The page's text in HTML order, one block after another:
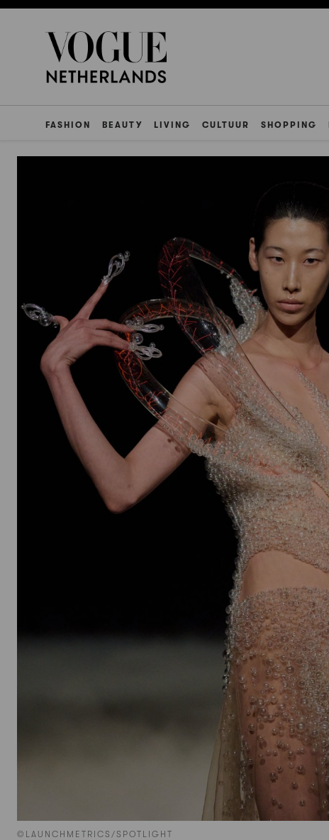
FASHION BEAUTY LIVING CULTUUR SHOPPING
©LAUNCHMETRICS/SPOTLIGHT